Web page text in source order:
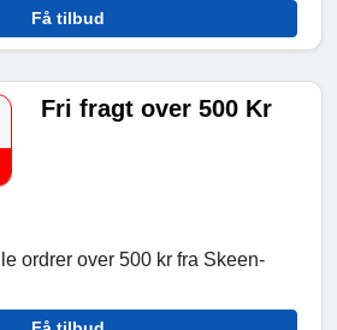
Få tilbud
Fri fragt over 500 Kr
ordrer over 500 kr fra Skeen-